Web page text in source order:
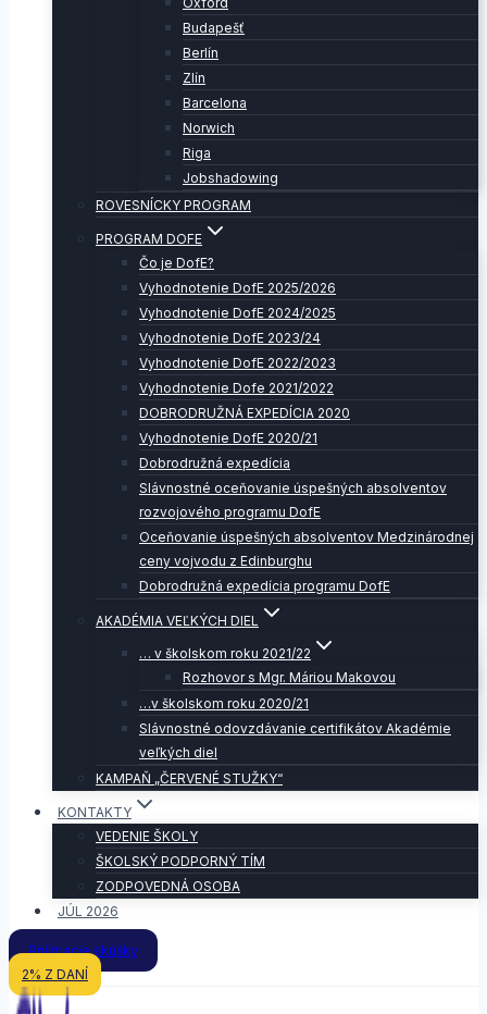
Budapešť
Berlín
Zlín
Barcelona
Norwich
Riga
Jobshadowing
ROVESNÍCKY PROGRAM
PROGRAM DOFE
Čo je DofE?
Vyhodnotenie DofE 2025/2026
Vyhodnotenie DofE 2024/2025
Vyhodnotenie DofE 2023/24
Vyhodnotenie DofE 2022/2023
Vyhodnotenie Dofe 2021/2022
DOBRODRUŽNÁ EXPEDÍCIA 2020
Vyhodnotenie DofE 2020/21
Dobrodružná expedícia
Slávnostné oceňovanie úspešných absolventov
rozvojového programu DofE
Oceňovanie úspešných absolventov Medzinárodnej
ceny vojvodu z Edinburghu
Dobrodružná expedícia programu DofE
AKADÉMIA VEĽKÝCH DIEL
… v školskom roku 2021/22
Rozhovor s Mgr. Máriou Makovou
…v školskom roku 2020/21
Slávnostné odovzdávanie certifikátov Akadémie
veľkých diel
KAMPAŇ „ČERVENÉ STUŽKY“
KONTAKTY
VEDENIE ŠKOLY
ŠKOLSKÝ PODPORNÝ TÍM
ZODPOVEDNÁ OSOBA
JÚL 2026
Prijímacie skúšky
2% Z DANÍ